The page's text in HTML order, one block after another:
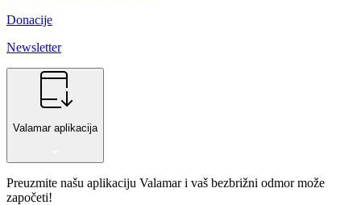
Donacije
Newsletter
Valamar aplikacija
Preuzmite našu aplikaciju Valamar i vaš bezbrižni odmor može
započeti!